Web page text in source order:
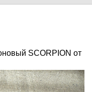
SCORPION от